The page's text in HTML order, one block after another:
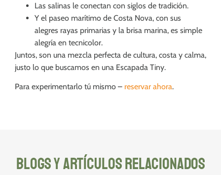
Las salinas le conectan con siglos de tradición.
Y el paseo marítimo de Costa Nova, con sus
alegres rayas primarias y la brisa marina, es simple
alegría en tecnicolor.
Juntos, son una mezcla perfecta de cultura, costa y calma,
justo lo que buscamos en una Escapada Tiny.
Para experimentarlo tú mismo – reservar ahora.
blogs y artículos relacionados